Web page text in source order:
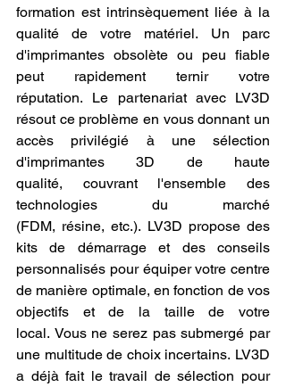
formation est intrinsèquement liée à la
qualité de votre matériel. Un parc
d'imprimantes obsolète ou peu fiable
peut rapidement ternir votre
réputation. Le partenariat avec LV3D
résout ce problème en vous donnant un
accès privilégié à une sélection
d'imprimantes 3D de haute
qualité, couvrant l'ensemble des
technologies du marché
(FDM, résine, etc.). LV3D propose des
kits de démarrage et des conseils
personnalisés pour équiper votre centre
de manière optimale, en fonction de vos
objectifs et de la taille de votre
local. Vous ne serez pas submergé par
une multitude de choix incertains. LV3D
a déjà fait le travail de sélection pour